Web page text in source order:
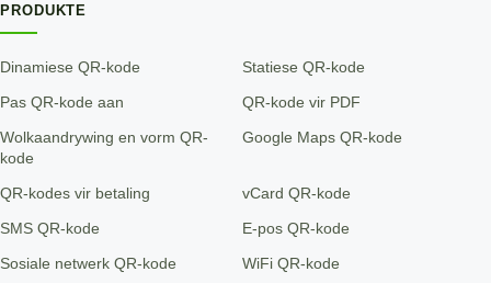
PRODUKTE
Dinamiese QR-kode Statiese QR-kode
Pas QR-kode aan QR-kode vir PDF
Wolkaandrywing en vorm QR-
kode
Google Maps QR-kode
QR-kodes vir betaling vCard QR-kode
SMS QR-kode E-pos QR-kode
Sosiale netwerk QR-kode WiFi QR-kode